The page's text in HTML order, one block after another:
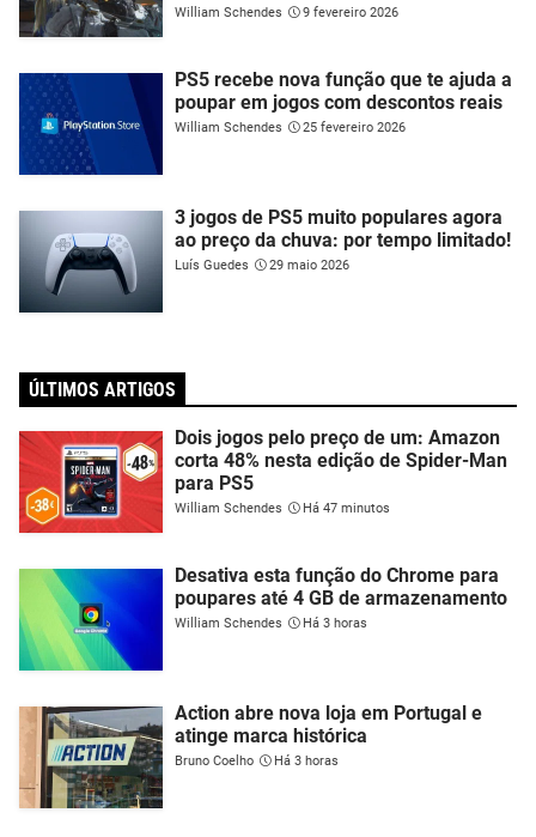
William Schendes 9 fevereiro 2026
PS5 recebe nova função que te ajuda a
poupar em jogos com descontos reais
William Schendes 25 fevereiro 2026
3 jogos de PS5 muito populares agora
ao preço da chuva: por tempo limitado!
Luís Guedes 29 maio 2026
ÚLTIMOS ARTIGOS
Dois jogos pelo preço de um: Amazon
corta 48% nesta edição de Spider-Man
para PS5
William Schendes Há 47 minutos
Desativa esta função do Chrome para
poupares até 4 GB de armazenamento
William Schendes Há 3 horas
Action abre nova loja em Portugal e
atinge marca histórica
Bruno Coelho Há 3 horas